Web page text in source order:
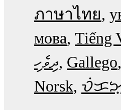
ภาษาไทย
мова Tiếng
ދިވެހި Gallego
Norsk